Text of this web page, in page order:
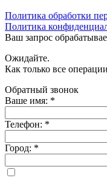
Политика обработки
Политика
Ваш запрос
Ожидайте.
Как только все
Обратный звонок
Ваше имя: *
Телефон: *
Город: *